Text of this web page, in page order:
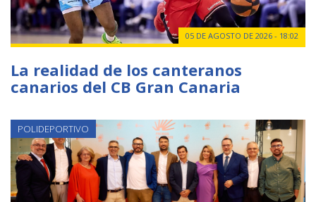
05 DE AGOSTO DE 2026 - 18:02
La realidad de los canteranos
canarios del CB Gran Canaria
POLIDEPORTIVO